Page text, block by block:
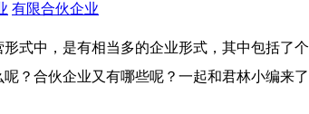
有限合伙企业
式中，是有相当多的企业形式，其中包括了
？合伙企业又有哪些呢？一起和君林小编来